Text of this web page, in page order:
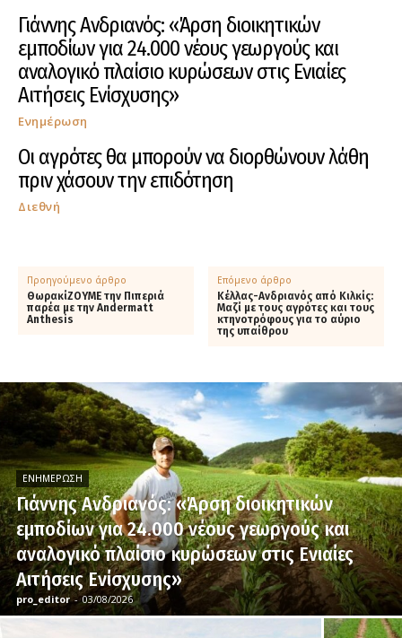
Γιάννης Ανδριανός: «Άρση διοικητικών
εμποδίων για 24.000 νέους γεωργούς και
αναλογικό πλαίσιο κυρώσεων στις Ενιαίες
Αιτήσεις Ενίσχυσης»
Ενημέρωση
Οι αγρότες θα μπορούν να διορθώνουν λάθη
πριν χάσουν την επιδότηση
Διεθνή
Προηγούμενο άρθρο
ΘωρακίΖΟΥΜΕ την Πιπεριά
παρέα με την Andermatt
Anthesis
Επόμενο άρθρο
Κέλλας-Ανδριανός από Κιλκίς:
Μαζί με τους αγρότες και τους
κτηνοτρόφους για το αύριο
της υπαίθρου
ΕΝΗΜΈΡΩΣΗ
Γιάννης Ανδριανός: «Άρση διοικητικών
εμποδίων για 24.000 νέους γεωργούς και
αναλογικό πλαίσιο κυρώσεων στις Ενιαίες
Αιτήσεις Ενίσχυσης»
pro_editor - 03/08/2026